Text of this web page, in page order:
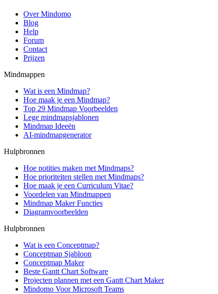
Over Mindomo
Blog
Help
Forum
Contact
Prijzen
Mindmappen
Wat is een Mindmap?
Hoe maak je een Mindmap?
Top 29 Mindmap Voorbeelden
Lege mindmapsjablonen
Mindmap Ideeën
AI-mindmapgenerator
Hulpbronnen
Hoe notities maken met Mindmaps?
Hoe prioriteiten stellen met Mindmaps?
Hoe maak je een Curriculum Vitae?
Voordelen van Mindmappen
Mindmap Maker Functies
Diagramvoorbeelden
Hulpbronnen
Wat is een Conceptmap?
Conceptmap Sjabloon
Conceptmap Maker
Beste Gantt Chart Software
Projecten plannen met een Gantt Chart Maker
Mindomo Voor Microsoft Teams